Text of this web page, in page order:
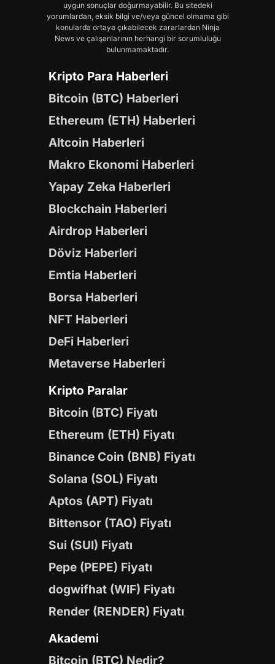
uygun sonuçlar doğurmayabilir. Bu sitedeki
yorumlardan, eksik bilgi ve/veya güncel olmama gibi
konularda ortaya çıkabilecek zararlardan Ninja
News ve çalışanlarının herhangi bir sorumluluğu
bulunmamaktadır.
Kripto Para Haberleri
Bitcoin (BTC) Haberleri
Ethereum (ETH) Haberleri
Altcoin Haberleri
Makro Ekonomi Haberleri
Yapay Zeka Haberleri
Blockchain Haberleri
Airdrop Haberleri
Döviz Haberleri
Emtia Haberleri
Borsa Haberleri
NFT Haberleri
DeFi Haberleri
Metaverse Haberleri
Kripto Paralar
Bitcoin (BTC) Fiyatı
Ethereum (ETH) Fiyatı
Binance Coin (BNB) Fiyatı
Solana (SOL) Fiyatı
Aptos (APT) Fiyatı
Bittensor (TAO) Fiyatı
Sui (SUI) Fiyatı
Pepe (PEPE) Fiyatı
dogwifhat (WIF) Fiyatı
Render (RENDER) Fiyatı
Akademi
Bitcoin (BTC) Nedir?